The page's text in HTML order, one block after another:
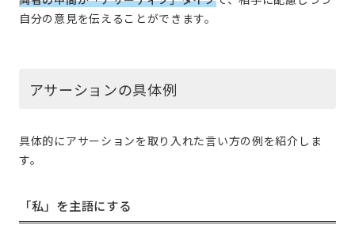
自分の意見を伝えることができます。
アサーションの具体例
具体的にアサーションを取り入れた言い方の例を紹介しま
す。
「私」を主語にする